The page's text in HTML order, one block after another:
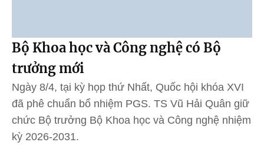
Bộ Khoa học và Công nghệ có Bộ
trưởng mới
Ngày 8/4, tại kỳ họp thứ Nhất, Quốc hội khóa XVI
đã phê chuẩn bổ nhiệm PGS. TS Vũ Hải Quân giữ
chức Bộ trưởng Bộ Khoa học và Công nghệ nhiệm
kỳ 2026-2031.